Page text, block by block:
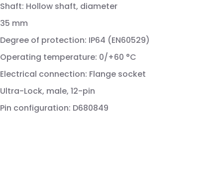
Shaft: Hollow shaft, diameter
35 mm
Degree of protection: IP64 (EN60529)
Operating temperature: 0/+60 °C
Electrical connection: Flange socket
Ultra-Lock, male, 12-pin
Pin configuration: D680849